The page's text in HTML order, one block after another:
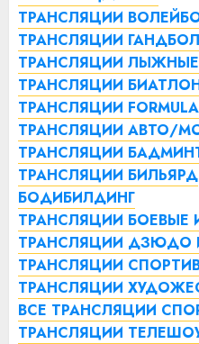
ТРАНСЛЯЦИИ
ТРАНСЛЯЦИИ ГАНДБОЛ
ТРАНСЛЯЦИИ
ТРАНСЛЯЦИИ
ТРАНСЛЯЦИИ FORMULA
ТРАНСЛЯЦИИ АВТО/
ТРАНСЛЯЦИИ
ТРАНСЛЯЦИИ БИЛЬЯРД
БОДИБИЛДИНГ
ТРАНСЛЯЦИИ БОЕВЫЕ
ТРАНСЛЯЦИИ ДЗЮДО
ТРАНСЛЯЦИИ
ТРАНСЛЯЦИИ
ВСЕ ТРАНСЛЯЦИИ
ТРАНСЛЯЦИИ